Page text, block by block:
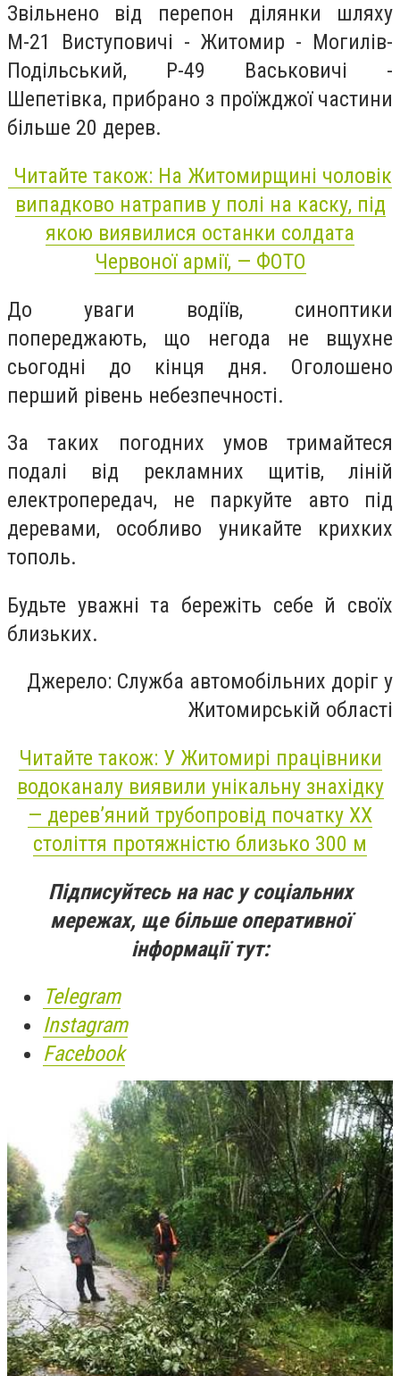
Звільнено від перепон ділянки шляху
М-21 Виступовичі - Житомир - Могилів-
Подільський, Р-49 Васьковичі -
Шепетівка, прибрано з проїжджої частини
більше 20 дерев.
Читайте також: На Житомирщині чоловік
випадково натрапив у полі на каску, під
якою виявилися останки солдата
Червоної армії, — ФОТО
До уваги водіїв, синоптики
попереджають, що негода не вщухне
сьогодні до кінця дня. Оголошено
перший рівень небезпечності.
За таких погодних умов тримайтеся
подалі від рекламних щитів, ліній
електропередач, не паркуйте авто під
деревами, особливо уникайте крихких
тополь.
Будьте уважні та бережіть себе й своїх
близьких.
Джерело: Служба автомобільних доріг у
Житомирській області
Читайте також: У Житомирі працівники
водоканалу виявили унікальну знахідку
— дерев’яний трубопровід початку ХХ
століття протяжністю близько 300 м
Підписуйтесь на нас у соціальних
мережах, ще більше оперативної
інформації тут:
Telegram
Instagram
Facebook